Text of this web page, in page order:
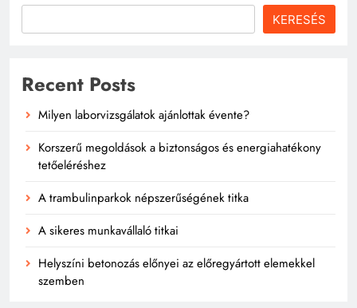
KERESÉS
Recent Posts
Milyen laborvizsgálatok ajánlottak évente?
Korszerű megoldások a biztonságos és energiahatékony
tetőeléréshez
A trambulinparkok népszerűségének titka
A sikeres munkavállaló titkai
Helyszíni betonozás előnyei az előregyártott elemekkel
szemben